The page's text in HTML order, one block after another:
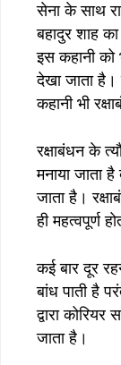
सेना के साथ
बहादुर शाह
इस कहानी को
देखा जाता
कहानी भी
रक्षाबंधन के
मनाया जाता
जाता है।
ही महत्वपूर्ण
कई बार दूर
बांध पाती है
द्वारा
जाता है।